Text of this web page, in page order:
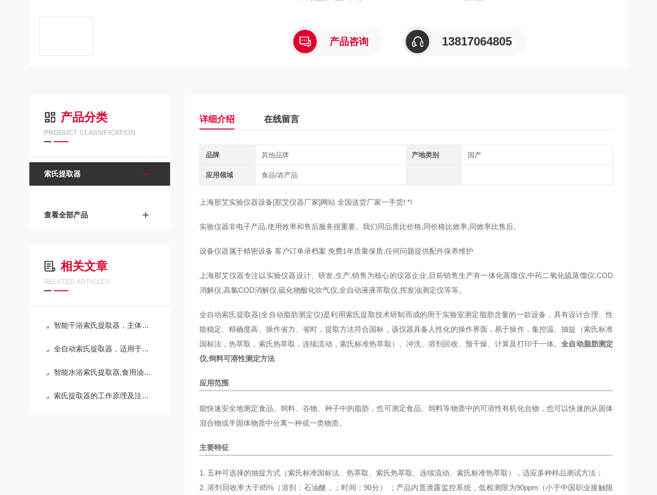
产品咨询 13817064805
产品分类
PRODUCT CLASSIFICATION
索氏提取器
查看全部产品
相关文章
RELATED ARTICLES
智能干浴索氏提取器，主体采用品牌冷轧板配合静电粉末涂装
全自动索氏提取器，适用于多种不同沸点的有机溶剂
智能水浴索氏提取器,食用油中不溶性杂质含量的测定
索氏提取器的工作原理及注意事项
详细介绍 在线留言
品牌 其他品牌 产地类别 国产
应用领域 食品/农产品
上海那艾实验仪器设备[那艾仪器厂家]网站 全国送货厂家一手货! *!
实验仪器非电子产品,使用效率和售后服务很重要。我们同品质比价格,同价格比效率,同效率比售后。
设备仪器属于精密设备 客户订单录档案 免费1年质量保质,任何问题提供配件保养维护
上海那艾仪器专注以实验仪器设计、研发,生产,销售为核心的仪器企业,目前销售生产有一体化蒸馏仪,中药二氧化硫蒸馏仪,COD
消解仪,高氯COD消解仪,硫化物酸化吹气仪,全自动液液萃取仪,挥发油测定仪等等。
全自动索氏提取器(全自动脂肪测定仪)是利用索氏提取技术研制而成的用于实验室测定脂肪含量的一款设备，具有设计合理、性
能稳定、精确度高、操作省力、省时，提取方法符合国标，该仪器具备人性化的操作界面，易于操作，集控温、抽提（索氏标准
国标法，热萃取，索氏热萃取，连续流动，索氏标准热萃取）、冲洗、溶剂回收、预干燥、计算及打印于一体。全自动脂肪测定
仪,饲料可溶性测定方法
应用范围
能快速安全地测定食品、饲料、谷物、种子中的脂肪，也可测定食品、饲料等物质中的可溶性有机化合物，也可以快速的从固体
混合物或半固体物质中分离一种或一类物质。
主要特征
1. 五种可选择的抽提方式（索氏标准国标法、热萃取、索氏热萃取、连续流动、索氏标准热萃取），适应多种样品测试方法；
2. 溶剂回收率大于85%（溶剂：石油醚，；时间：90分） ；产品内置泄露监控系统，低检测限为90ppm（小于中国职业接触限